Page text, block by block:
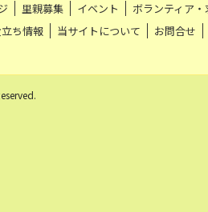
里親募集 イベント ボランティア
ち情報 当サイトについて お問合せ